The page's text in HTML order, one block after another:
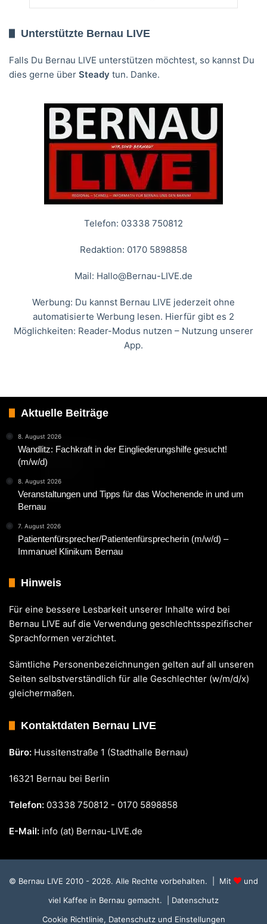
Unterstützte Bernau LIVE
Falls Du Bernau LIVE unterstützen möchtest, so kannst Du
dies gerne über Steady tun. Danke.
Telefon: 03338 750812
Redaktion: 0170 5898858
Mail: Hallo@Bernau-LIVE.de
Werbung: Du kannst Bernau LIVE jederzeit ohne
automatisierte Werbung lesen. Hierfür gibt es 2
Möglichkeiten: Reader-Modus nutzen – Nutzung unserer
App.
Aktuelle Beiträge
8. August 2026
Wandlitz: Fachkraft in der Eingliederungshilfe gesucht!
(m/w/d)
8. August 2026
Veranstaltungen und Tipps für das Wochenende in und um
Bernau
7. August 2026
Patientenfürsprecher/Patientenfürsprecherin (m/w/d) –
Immanuel Klinikum Bernau
Hinweis
Für eine bessere Lesbarkeit unserer Inhalte wird bei
Bernau LIVE auf die Verwendung geschlechtsspezifischer
Sprachformen verzichtet.
Sämtliche Personenbezeichnungen gelten auf all unseren
Seiten selbstverständlich für alle Geschlechter (w/m/d/x)
gleichermaßen.
Kontaktdaten Bernau LIVE
Büro: Hussitenstraße 1 (Stadthalle Bernau)
16321 Bernau bei Berlin
Telefon: 03338 750812 - 0170 5898858
E-Mail: info (at) Bernau-LIVE.de
© Bernau LIVE 2010 - 2026. Alle Rechte vorbehalten. | Mit
und
viel Kaffee in Bernau gemacht.
| Datenschutz
Cookie Richtlinie, Datenschutz und Einstellungen